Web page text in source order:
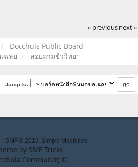
« previous next »
Docchula Public Board
ฉลย
สอบถามชีววิทยา
Jump to:
| SMF © 2019 Simple Machines
by SMF Tricks
Community ©